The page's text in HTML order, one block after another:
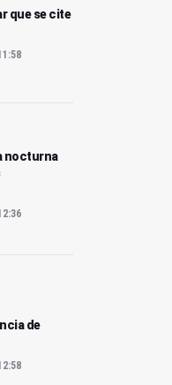
que se cite
nocturna
de